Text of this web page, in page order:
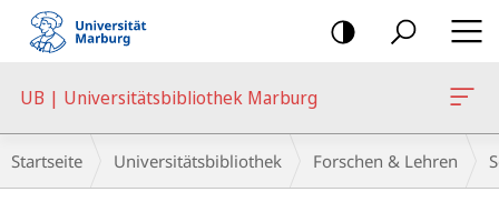
Mobile-
Navigation
UB | Universitätsbibliothek Marburg
Breadcrumb-
Navigation
Startseite Universitätsbibliothek Forschen & Lehren